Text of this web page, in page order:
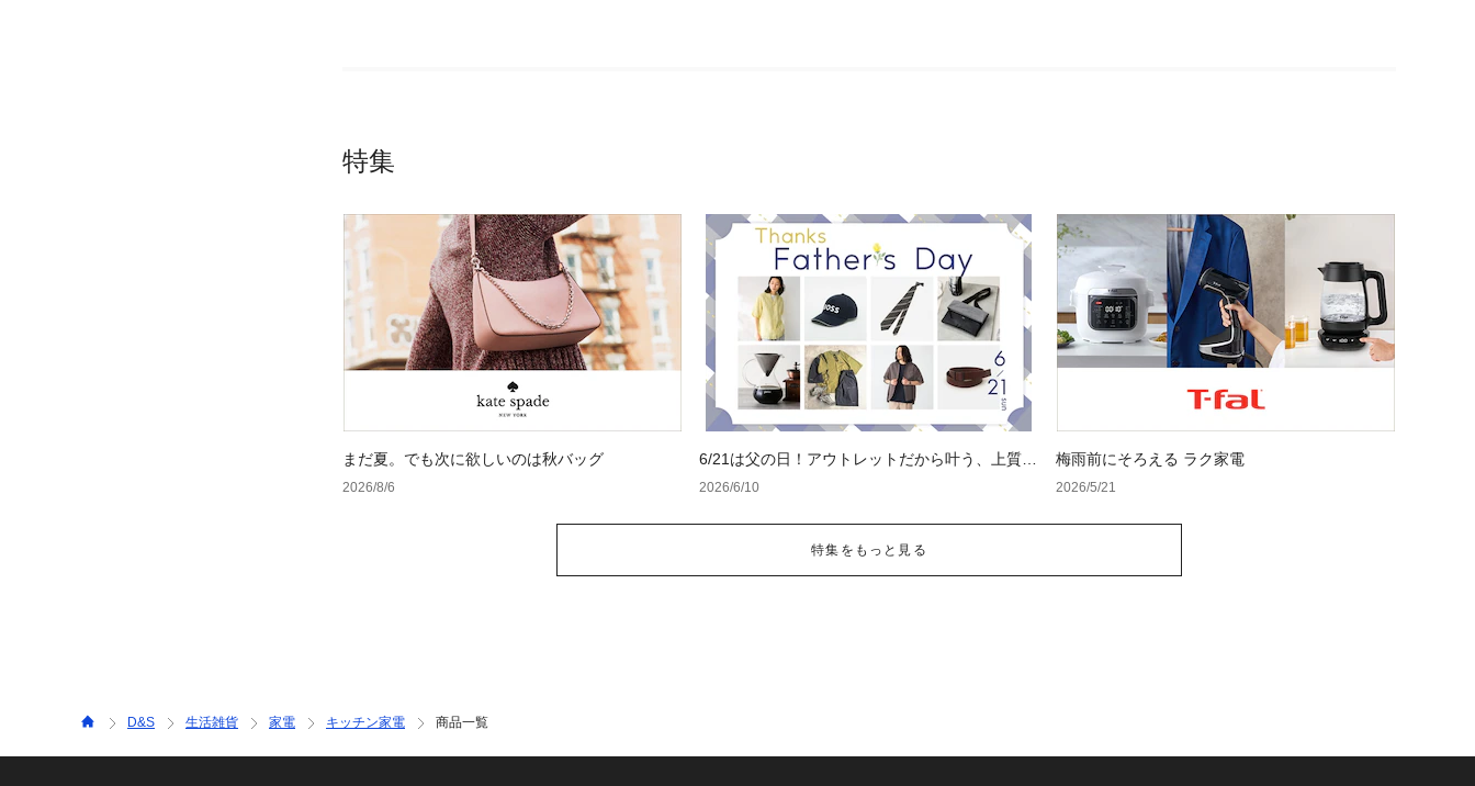
特集
まだ夏。でも次に欲しいのは秋バッグ
2026/8/6
6/21は父の日！アウトレットだから叶う、上質ギ
フト特集
2026/6/10
梅雨前にそろえる ラク家電
2026/5/21
特集をもっと見る
D&S 生活雑貨 家電 キッチン家電 商品一覧